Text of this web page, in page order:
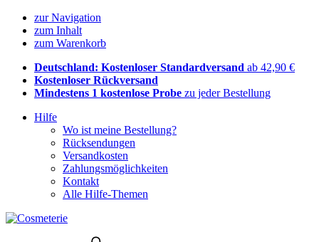
zur Navigation
zum Inhalt
zum Warenkorb
Deutschland: Kostenloser Standardversand ab 42,90 €
Kostenloser Rückversand
Mindestens 1 kostenlose Probe zu jeder Bestellung
Hilfe
Wo ist meine Bestellung?
Rücksendungen
Versandkosten
Zahlungsmöglichkeiten
Kontakt
Alle Hilfe-Themen